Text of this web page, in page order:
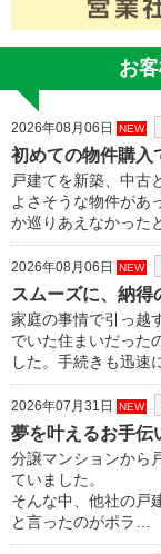
お
2026年08月06日 NEW
初めての物件購入
戸建てを新築、中古
よさそうな物件があ
か巡りあえなかった
2026年08月06日 NEW
スムーズに、納得
家庭の事情で引っ越
でいた住まいだった
した。手続きも迅速
2026年07月31日 NEW
夢を叶えるお手伝
分譲マンションから
ていました。
そんな中、他社の戸
と言ったのがポラ…